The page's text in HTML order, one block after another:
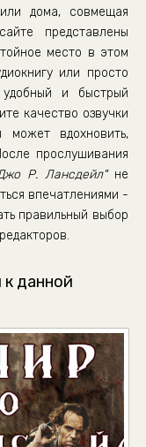
дома, совмещая
представлены
место в этом
или просто
и быстрый
качество озвучки
может вдохновить,
прослушивания
Р. Лансдейл"не
впечатлениями -
правильный выбор
данной